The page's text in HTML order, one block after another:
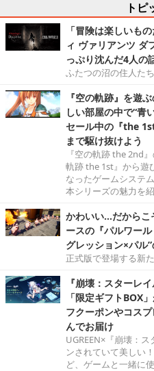
トピ
「冒険は楽しいも
ィ ヴァリアンツ ダ
っぷり沈んだ4人の
ふたつの沼の住人た
『空の軌跡』を遊
しい部屋の中で“青
セール中の『the
まで駆け抜けよう
『空の軌跡 the 2nd
軌跡 the 1st』から遊
なったゲームシステ
本シリーズの魅力を紹
かわいい…だからこ
ースの『パルワー
グレッション×パル
正式版で登場する新
『崩壊：スターレ
「限定ギフトBOX
フクーポンやコス
んでお届け
UGREEN×『崩壊：
ンされていて美しい
ど、ゲームと一緒に